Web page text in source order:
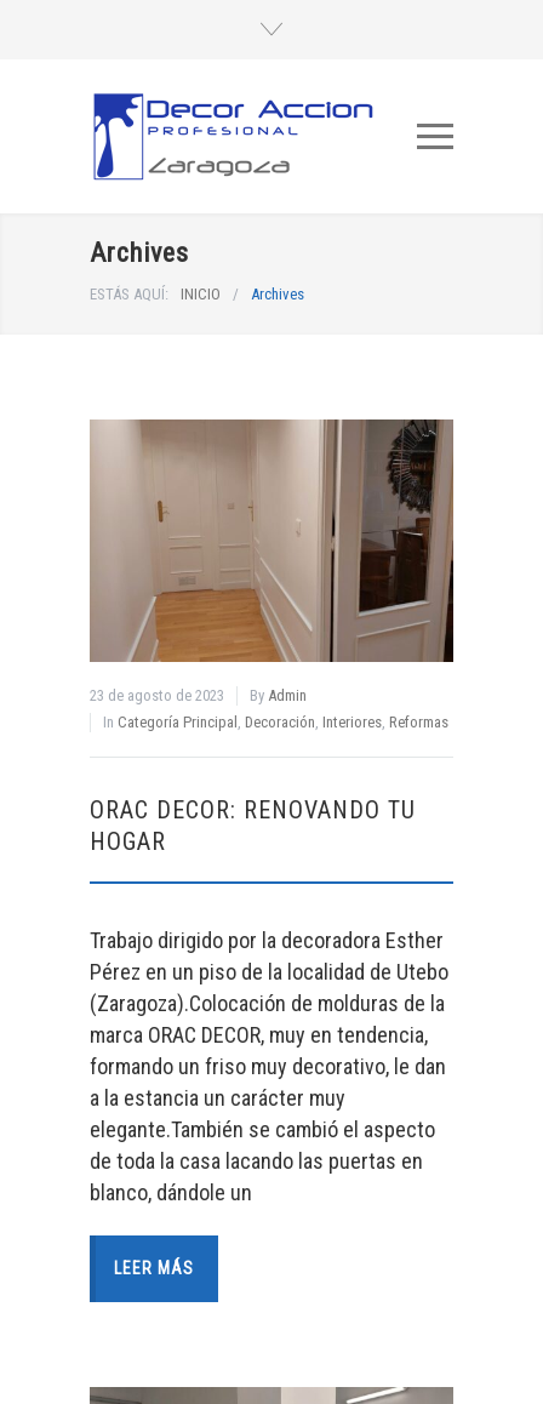
Archives
ESTÁS AQUÍ: INICIO / Archives
23 de agosto de 2023 By Admin
In Categoría Principal , Decoración, Interiores, Reformas
ORAC DECOR: RENOVANDO TU
HOGAR
Trabajo dirigido por la decoradora Esther
Pérez en un piso de la localidad de Utebo
(Zaragoza).Colocación de molduras de la
marca ORAC DECOR, muy en tendencia,
formando un friso muy decorativo, le dan
a la estancia un carácter muy
elegante.También se cambió el aspecto
de toda la casa lacando las puertas en
blanco, dándole un
LEER MÁS